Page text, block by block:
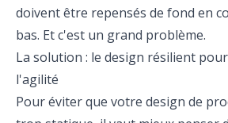
doivent être repensés de fond en
bas. Et c'est un grand problème.
La solution : le design résilient
l'agilité
Pour éviter que votre design de